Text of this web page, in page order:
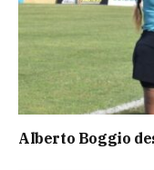
Alberto Boggio